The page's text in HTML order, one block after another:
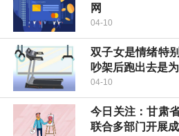
网
04-10
双子女是情绪特
吵架后跑出去是
04-10
今日关注：甘肃
联合多部门开展